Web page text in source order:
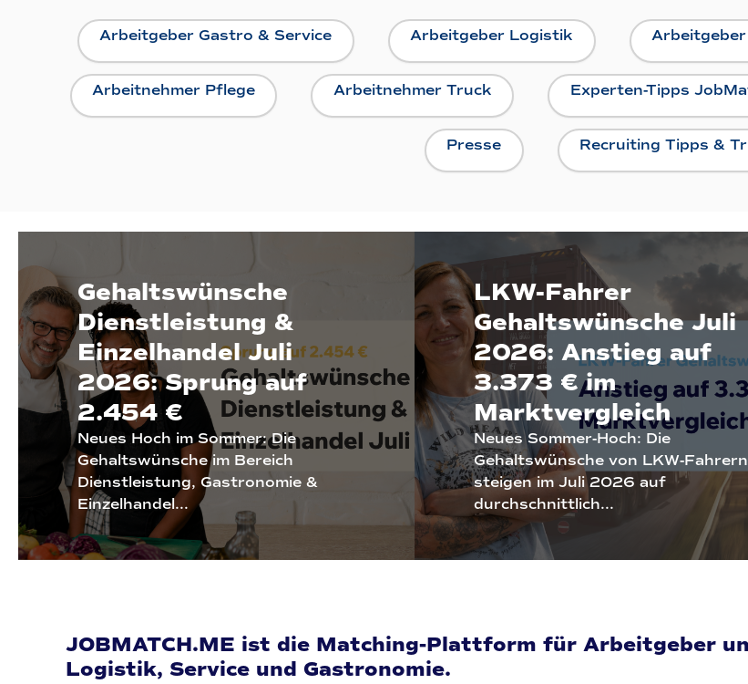
Arbeitgeber Gastro & Service Arbeitgeber Logistik
Arbeitnehmer Pflege Arbeitnehmer Truck Experten-Tipps
Presse Recruiting Tipps &
Gehaltswünsche
Dienstleistung &
Einzelhandel Juli
2026: Sprung auf
2.454 €
Neues Hoch im Sommer: Die
Gehaltswünsche im Bereich
Dienstleistung, Gastronomie &
Einzelhandel...
LKW-Fahrer
Gehaltswünsche Juli
2026: Anstieg auf
3.373 € im
Marktvergleich
Neues Sommer-Hoch: Die
Gehaltswünsche von LKW-Fahrern
steigen im Juli 2026 auf
durchschnittlich...
JOBMATCH.ME ist die Matching-Plattform für Arbeitgeber
Logistik, Service und Gastronomie.